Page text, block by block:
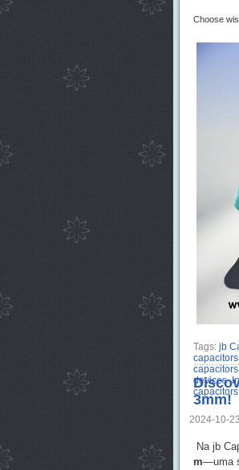
Choose
Tags: jb
capacitors
capacitors
devices
capacitors
3mm!
2024-10-23
Na jb
m—uma